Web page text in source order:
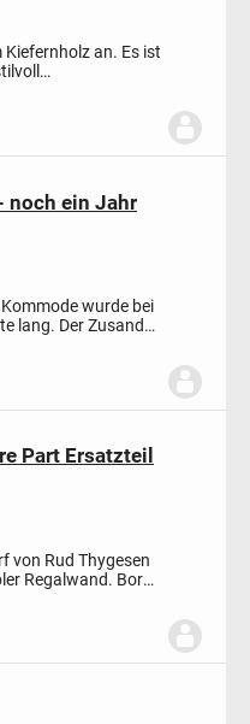
an. Es ist
noch ein Jahr
wurde bei
lang. Der Zusand
Part Ersatzteil
von Rud Thygesen
Regalwand. Borde